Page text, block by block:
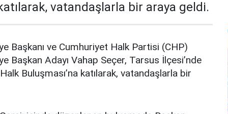
vatandaşlarla bir araya geldi.
Başkanı ve Cumhuriyet Halk Partisi (CHP)
Başkan Adayı Vahap Seçer, Tarsus İlçesi’nde
Buluşması’na katılarak, vatandaşlarla bir